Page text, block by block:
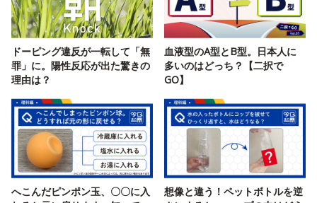
ドーピング違反が一転して「無
罪」に。陽性反応が出た驚きの
理由は？
血液型のA型とB型。日本人に
多いのはどっち？【二択で
GO】
へこんだピンポン玉、〇〇に入
想像と違う！ペットボトルを逆